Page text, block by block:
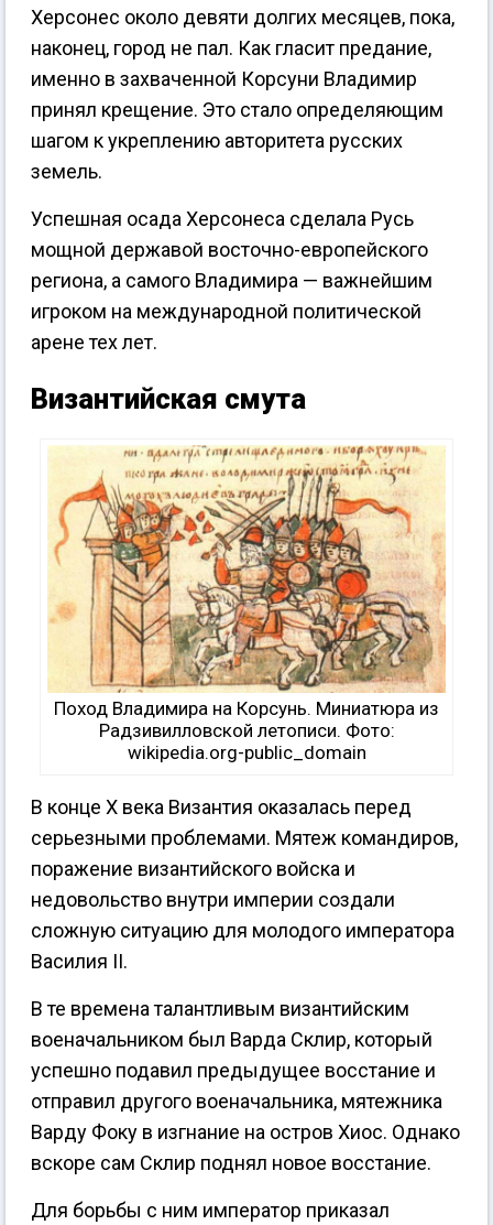
Херсонес около девяти долгих месяцев, пока,
наконец, город не пал. Как гласит предание,
именно в захваченной Корсуни Владимир
принял крещение. Это стало определяющим
шагом к укреплению авторитета русских
земель.
Успешная осада Херсонеса сделала Русь
мощной державой восточно-европейского
региона, а самого Владимира — важнейшим
игроком на международной политической
арене тех лет.
Византийская смута
Поход Владимира на Корсунь. Миниатюра из
Радзивилловской летописи. Фото:
wikipedia.org-public_domain
В конце X века Византия оказалась перед
серьезными проблемами. Мятеж командиров,
поражение византийского войска и
недовольство внутри империи создали
сложную ситуацию для молодого императора
Василия II.
В те времена талантливым византийским
военачальником был Варда Склир, который
успешно подавил предыдущее восстание и
отправил другого военачальника, мятежника
Варду Фоку в изгнание на остров Хиос. Однако
вскоре сам Склир поднял новое восстание.
Для борьбы с ним император приказал